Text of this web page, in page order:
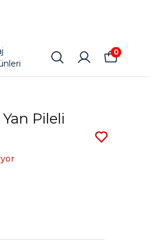
0
Pileli